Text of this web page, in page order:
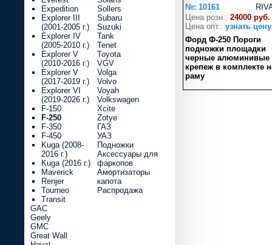
№: 10161
Цена розн.: 24000 руб.
Цена опт.: узнать цену
Форд Ф-250 Пороги
подножки площадки
черные алюминивые
крепеж в комплекте
раму
Expedition
Explorer III
(2001-2005 г.)
Explorer IV
(2005-2010 г.)
Explorer V
(2010-2016 г.)
Explorer V
(2017-2019 г.)
Explorer VI
(2019-2026 г.)
F-150
F-250
F-350
F-450
Kuga (2008-
2016 г.)
Kuga (2016 г.)
Maverick
Renjer
Tourneo
Transit
GAC
Geely
GMC
Great Wall
Sollers
Subaru
Suzuki
Tank
Tenet
Toyota
VGV
Volga
Volvo
Voyah
Volkswagen
Xcite
Zotye
ГАЗ
УАЗ
Подножки
Аксессуары для
фаркопов
Амортизаторы
капота
Распродажа